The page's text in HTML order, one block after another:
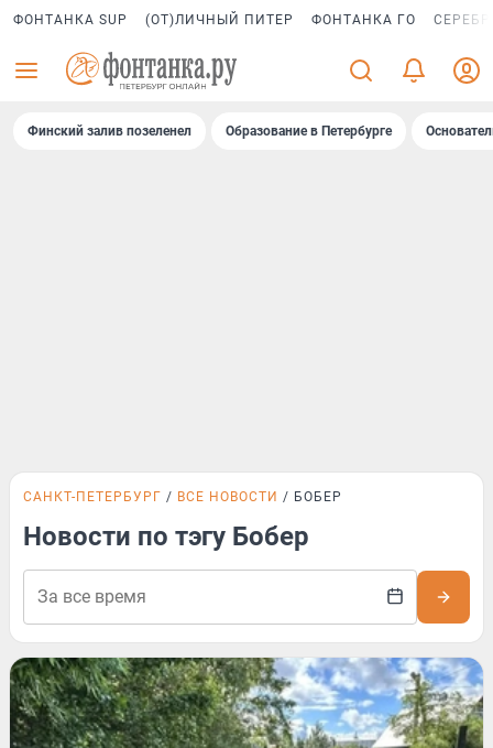
ФОНТАНКА SUP (ОТ)ЛИЧНЫЙ ПИТЕР ФОНТАНКА ГО
Финский залив позеленел Образование в Петербурге
САНКТ-ПЕТЕРБУРГ ВСЕ НОВОСТИ БОБЕР
Новости по тэгу Бобер